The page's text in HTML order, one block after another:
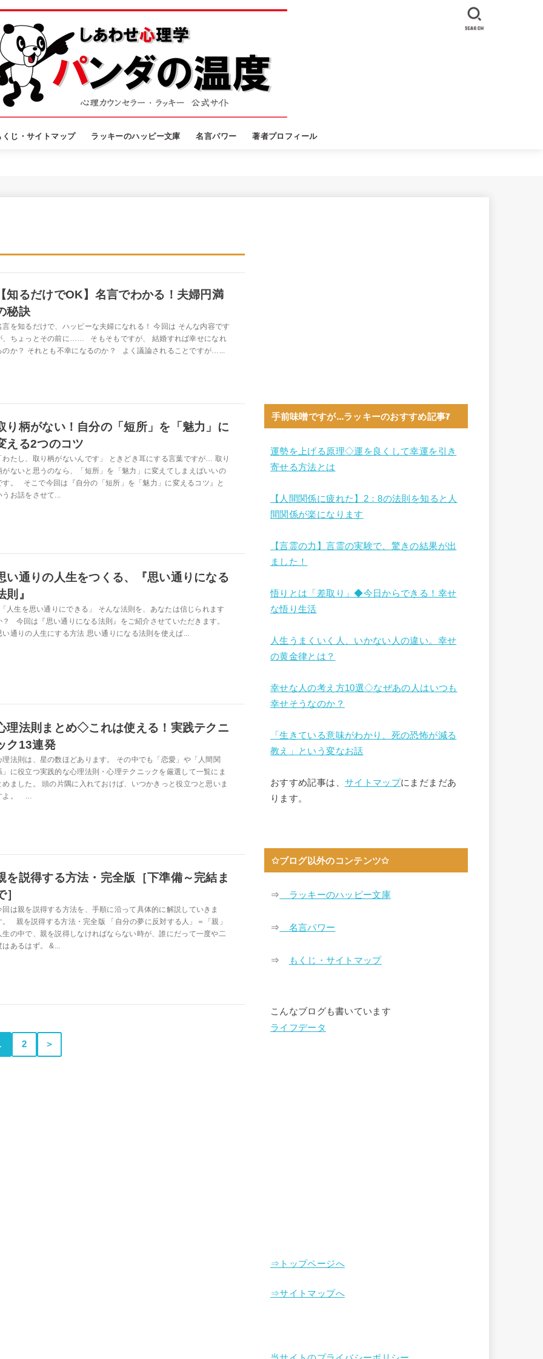
くじ・サイトマップ ラッキーのハッピー文庫 名言パワー 著者プロフィール
SEARCH
知るだけでOK】名言でわかる！夫婦円満
秘訣
言を知るだけで、ハッピーな夫婦になれる！ 今回は そんな内容です
、ちょっとその前に…… そもそもですが、 結婚すれば幸せになれ
のか？ それとも不幸になるのか？ よく議論されることですが…...
り柄がない！自分の「短所」を「魅力」に
える2つのコツ
わたし、取り柄がないんです」 ときどき耳にする言葉ですが… 取り
がないと思うのなら、「短所」を「魅力」に変えてしまえばいいの
す。 そこで今回は『自分の「短所」を「魅力」に変えるコツ』と
うお話をさせて...
い通りの人生をつくる、『思い通りになる
則』
人生を思い通りにできる」 そんな法則を、あなたは信じられます
？ 今回は『思い通りになる法則』をご紹介させていただきます。
い通りの人生にする方法 思い通りになる法則を使えば...
理法則まとめ◇これは使える！実践テクニ
ク13連発
理法則は、星の数ほどあります。 その中でも「恋愛」や「人間関
」に役立つ実践的な心理法則・心理テクニックを厳選して一覧にま
めました。 頭の片隅に入れておけば、いつかきっと役立つと思いま
よ。 ...
を説得する方法・完全版［下準備～完結ま
］
回は親を説得する方法を、手順に沿って具体的に解説していきま
。 親を説得する方法・完全版 「自分の夢に反対する人」＝「親」
生の中で、親を説得しなければならない時が、誰にだって一度や二
はあるはず。 &...
2 ＞
手前味噌ですが…ラッキーのおすすめ記事7
運勢を上げる原理◇運を良くして幸運を引き
寄せる方法とは
【人間関係に疲れた】2：8の法則を知ると人
間関係が楽になります
【言霊の力】言霊の実験で、驚きの結果が出
ました！
悟りとは「差取り」◆今日からできる！幸せ
な悟り生活
人生うまくいく人、いかない人の違い。幸せ
の黄金律とは？
幸せな人の考え方10選◇なぜあの人はいつも
幸せそうなのか？
「生きている意味がわかり、死の恐怖が減る
教え」という変なお話
おすすめ記事は、 サイトマップにまだまだあ
ります。
✩ブログ以外のコンテンツ✩
⇒ ラッキーのハッピー文庫
⇒ 名言パワー
⇒ もくじ・サイトマップ
こんなブログも書いています
ライフデータ
⇒トップページへ
⇒サイトマップへ